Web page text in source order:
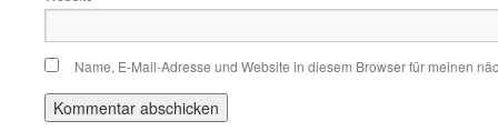
Name, E-Mail-Adresse und Website in diesem Browser für meinen